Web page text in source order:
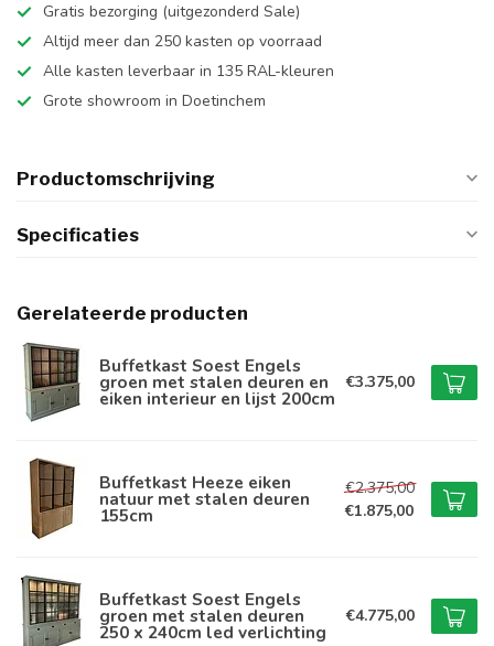
Gratis bezorging (uitgezonderd Sale)
Altijd meer dan 250 kasten op voorraad
Alle kasten leverbaar in 135 RAL-kleuren
Grote showroom in Doetinchem
Productomschrijving
Specificaties
Gerelateerde producten
Buffetkast Soest Engels
groen met stalen deuren en
eiken interieur en lijst 200cm
€3.375,00
Buffetkast Heeze eiken
natuur met stalen deuren
155cm
€2.375,00
€1.875,00
Buffetkast Soest Engels
groen met stalen deuren
250 x 240cm led verlichting
€4.775,00